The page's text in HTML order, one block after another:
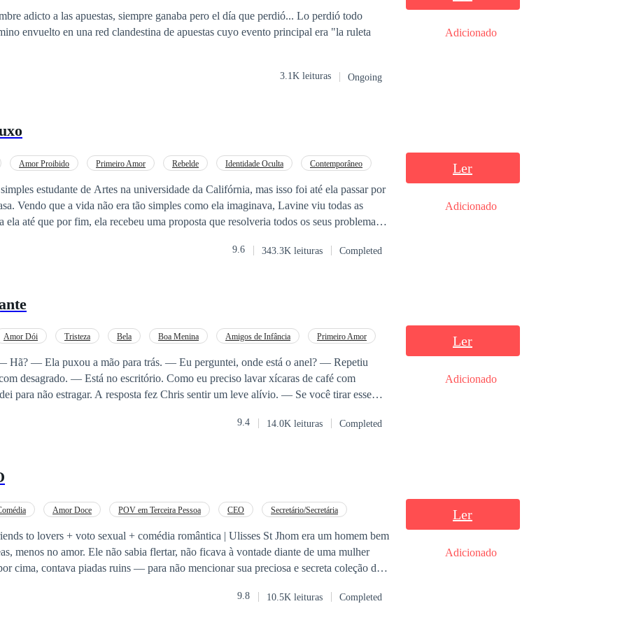
adicto a las apuestas, siempre ganaba pero el día que perdió... Lo perdió todo
envuelto en una red clandestina de apuestas cuyo evento principal era "la ruleta
3.1K leituras Ongoing
Adicionado
Amor Proibido Primeiro Amor Rebelde Identidade Oculta
Contemporâneo
estudante de Artes na universidade da Califórnia, mas isso foi até ela passar por
Vendo que a vida não era tão simples como ela imaginava, Lavine viu todas as
ela até que por fim, ela recebeu uma proposta que resolveria todos os seus problemas.
eu uma casa noturna de elite da cidade. A princípio, Lavine começou como atendente,
era o homem mais importante que a quem ela servia, mas também descobriu que
por aquele Homem poderoso e seus sentimentos foram capazes de virar a vida
9.6 343.3K leituras Completed
Ler
Adicionado
Amor Dói Tristeza Bela Boa Menina Amigos de Infância
Primeiro Amor
eu preciso lavar xícaras de café com
não estragar. A resposta fez Chris sentir um leve alívio. — Se você tirar esse
o. Agora. O olhar de Chris era firme, e suas
9.4 14.0K leituras Completed
Ler
Adicionado
Amor Doce POV em Terceira Pessoa CEO
Secretário/Secretária
+ voto sexual + comédia romântica | Ulisses St Jhom era um homem bem
menos no amor. Ele não sabia flertar, não ficava à vontade diante de uma mulher
cima, contava piadas ruins — para não mencionar sua preciosa e secreta coleção de
melhor amiga e pessoa de maior importância para o ceo. Decidido a abandonar a
9.8 10.5K leituras Completed
Ler
Adicionado